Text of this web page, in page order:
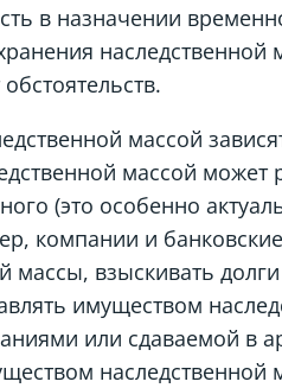
в назначении
массой
массой может
(это особенно
компании и
массы, взыскивать
имуществом
или сдаваемой в
наследственной